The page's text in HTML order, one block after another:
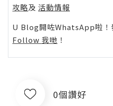
攻略及 活動情報
U Blog開咗WhatsApp啦！
Follow 我哋 ！
0個讚好